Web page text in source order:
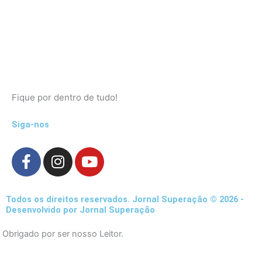
Fique por dentro de tudo!
Siga-nos
F
a
e
b
o
o
I
n
t
a
r
Y
o
t
u
e
Todos os direitos reservados. Jornal Superação © 2026 -
Desenvolvido por Jornal Superação
Obrigado por ser nosso Leitor.